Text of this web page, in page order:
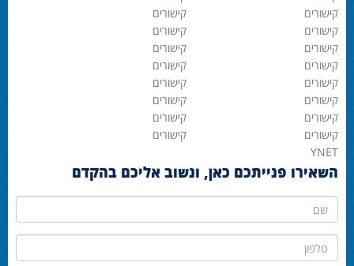
YNET
קישורים קישורים
קישורים קישורים
קישורים קישורים
קישורים קישורים
קישורים קישורים
קישורים קישורים
קישורים קישורים
קישורים קישורים
השאירו פנייתכם כאן, ונשוב אליכם בהקדם
שם
טלפון